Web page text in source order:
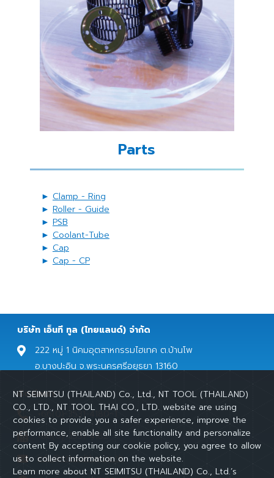
Parts
► Clamp - Ring
► Roller - Guide
► PSB
► Coolant-Tube
► Cap
► Cap - CP
บริษัท เอ็นที ทูล (ไทยแลนด์) จํากัด
222 หมู่ 1 นิคมอุตสาหกรรมไฮเทค ต.บ้านโพ
อ.บางปะอิน จ.พระนครศรีอยุธยา 13160
ติดต่อเรา
+66(0)-3531-4180~1
+66(0)-3531-4182
info@nttoolthai.co.th
NT SEIMITSU (THAILAND) Co., Ltd., NT TOOL (THAILAND)
CO., LTD., NT TOOL THAI CO., LTD. website are using
cookies to provide you a safer experience, improve the
performance, enable all site functionality and personalize
content By accepting our cookie policy, you agree to allow
us to collect information on the website.
Learn more about NT SEIMITSU (THAILAND) Co., Ltd.’s